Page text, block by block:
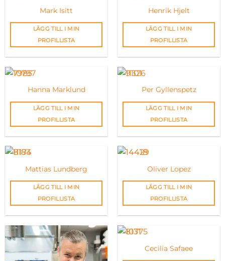
Mark Isitt
LÄGG TILL I MIN
PROFILLISTA
Henrik Hjelt
LÄGG TILL I MIN
PROFILLISTA
Hanna Marklund
LÄGG TILL I MIN
PROFILLISTA
Per Gyllenspetz
LÄGG TILL I MIN
PROFILLISTA
Mattias Lundberg
LÄGG TILL I MIN
PROFILLISTA
Oliver Lopez
LÄGG TILL I MIN
PROFILLISTA
Cecilia Safaee